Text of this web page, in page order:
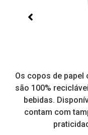
Os copos de
são 100%
bebidas.
contam com